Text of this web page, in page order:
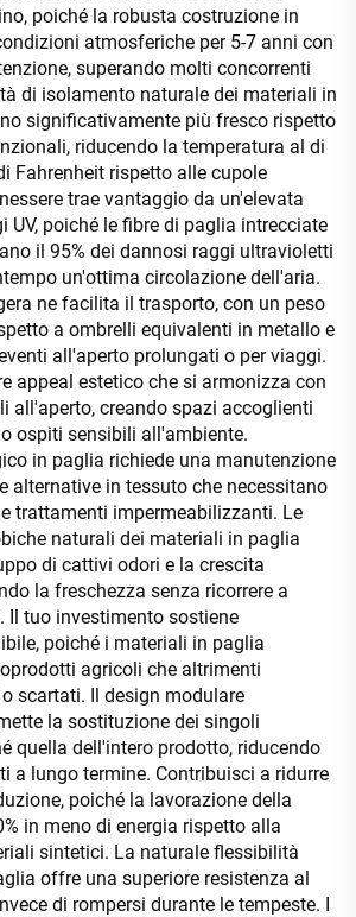
poiché la robusta costruzione in
atmosferiche per 5-7 anni con
superando molti concorrenti
di isolamento naturale dei materiali in
significativamente più fresco rispetto
riducendo la temperatura al di
Fahrenheit rispetto alle cupole
trae vantaggio da un'elevata
UV, poiché le fibre di paglia intrecciate
il 95% dei dannosi raggi ultravioletti
un'ottima circolazione dell'aria.
ne facilita il trasporto, con un peso
a ombrelli equivalenti in metallo e
all'aperto prolungati o per viaggi.
appeal estetico che si armonizza con
all'aperto, creando spazi accoglienti
ospiti sensibili all'ambiente.
in paglia richiede una manutenzione
alternative in tessuto che necessitano
trattamenti impermeabilizzanti. Le
naturali dei materiali in paglia
di cattivi odori e la crescita
la freschezza senza ricorrere a
tuo investimento sostiene
poiché i materiali in paglia
agricoli che altrimenti
scartati. Il design modulare
la sostituzione dei singoli
quella dell'intero prodotto, riducendo
a lungo termine. Contribuisci a ridurre
poiché la lavorazione della
in meno di energia rispetto alla
sintetici. La naturale flessibilità
offre una superiore resistenza al
di rompersi durante le tempeste. I